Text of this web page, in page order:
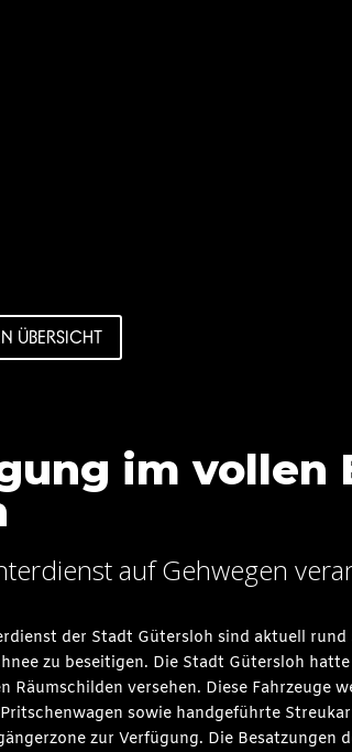
ÜBERSICHT
im vollen
auf Gehwegen
der Stadt Gütersloh sind aktuell
zu beseitigen. Die Stadt Gütersloh
Räumschilden versehen. Diese
sowie handgeführte
zur Verfügung. Die